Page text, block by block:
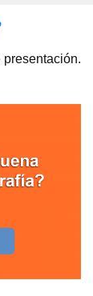
presentación.